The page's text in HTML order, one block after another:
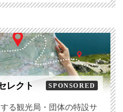
レクト SPONSORED
る観光局・団体の特設サ